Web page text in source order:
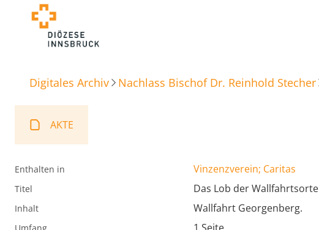
Digitales Archiv Nachlass Bischof Dr. Reinhold Stecher
AKTE
Enthalten in Vinzenzverein; Caritas
Titel Das Lob der Wallfahrtsorte
Inhalt Wallfahrt Georgenberg.